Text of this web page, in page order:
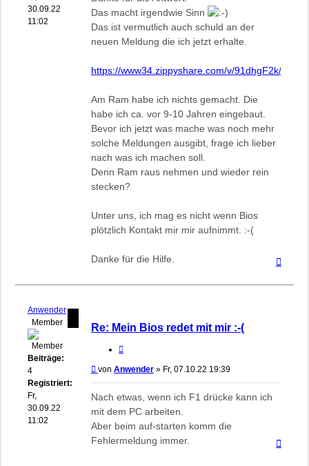
30.09.22
11:02
Das macht irgendwie Sinn
Das ist vermutlich auch schuld an der
neuen Meldung die ich jetzt erhalte.
https://www34.zippyshare.com/v/91dhgF2k/
Am Ram habe ich nichts gemacht. Die
habe ich ca. vor 9-10 Jahren eingebaut.
Bevor ich jetzt was mache was noch mehr
solche Meldungen ausgibt, frage ich lieber
nach was ich machen soll.
Denn Ram raus nehmen und wieder rein
stecken?
Unter uns, ich mag es nicht wenn Bios
plötzlich Kontakt mir mir aufnimmt. :-(
Danke für die Hilfe.
Anwender
Member
Beiträge:
4
Registriert:
Fr,
30.09.22
11:02
Re: Mein Bios redet mit mir :-(
Beitrag
von Anwender » Fr, 07.10.22 19:39
Nach etwas, wenn ich F1 drücke kann ich
mit dem PC arbeiten.
Aber beim auf-starten komm die
Fehlermeldung immer.